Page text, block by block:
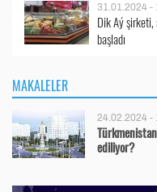
31.01.2024 -
Dik Aý
başladı
MAKALELER
24.02.2024 -
ediliyor?